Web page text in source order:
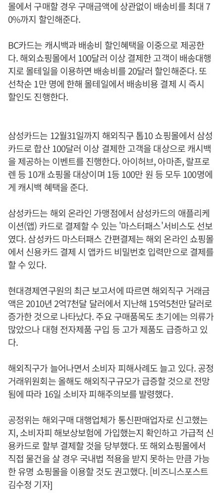
몰에서 구매할 경우 구매금액에 상관없이 배송비를 최대 7
0%까지 할인해준다.
BC카드는 캐시백과 배송비 할인혜택을 이중으로 제공한
다. 해외쇼핑몰에서 100달러 이상 결제한 고객이 배송대행
지로 몰테일을 이용하면 배송비를 20달러 할인해준다. 또
선착순 1만 명에 한해 몰테일에서 배송비용 결제 시 즉시
할인도 진행한다.
삼성카드는 12월31일까지 해외직구 톱10 쇼핑몰에서 삼성
카드로 합산 100달러 이상 결제한 고객을 대상으로 캐시백
을 제공하는 이벤트를 진행한다. 아이허브, 아마존, 랄프로
렌 등 10개 쇼핑몰 대상이며 1등 100만 원 등 모두 100명에
게 캐시백 혜택을 준다.
삼성카드는 해외 온라인 가맹점에서 삼성카드의 애플리케
이션(앱) 카드로 결제할 수 있는 '마스터패스'서비스도 선보
였다. 삼성카드 마스터패스 간편결제는 해외 온라인 쇼핑몰
에서 신용카드 결제 시 앱카드 비밀번호 입력만으로 결제를
할 수 있다.
현대경제연구원의 최근 보고서에 따르면 해외직구 거래금
액은 2010년 2억7천달 달러에서 지난해 15억5천만 달러로
증가한 것으로 나타났다. 주요 구매품목도 초기에는 의류가
많았으나 대형 전자제품 구입 등 고가 제품도 급증하고 있
다.
해외직구가 늘어나면서 소비자 피해사례도 늘고 있다. 공정
거래위원회는 올해도 해외직구규모가 급증할 것으로 전망
됨에 따라 16일 소비자 피해주의보를 발령했다.
공정위는 해외구매 대행업체가 통신판매업자로 신고했는
지, 소비자피 해보상보험에 가입했는지 확인하고 가급적 신
용카드로 할부 결제할 것을 당부했다. 또 해외쇼핑몰에서
직접 물건을 살 경우 국내법 적용을 받지 못하는 만큼 가능
한 유명 쇼핑몰을 이용할 것도 권고했다. [비즈니스포스트
김수정 기자]